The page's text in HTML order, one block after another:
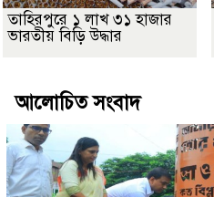
তাহিরপুরে ১ লাখ ৩১ হাজার
ভারতীয় বিড়ি উদ্ধার
আলোচিত সংবাদ